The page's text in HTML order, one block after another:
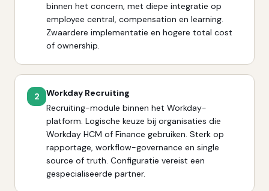
binnen het concern, met diepe integratie op
employee central, compensation en learning.
Zwaardere implementatie en hogere total cost
of ownership.
2
Workday Recruiting
Recruiting-module binnen het Workday-
platform. Logische keuze bij organisaties die
Workday HCM of Finance gebruiken. Sterk op
rapportage, workflow-governance en single
source of truth. Configuratie vereist een
gespecialiseerde partner.